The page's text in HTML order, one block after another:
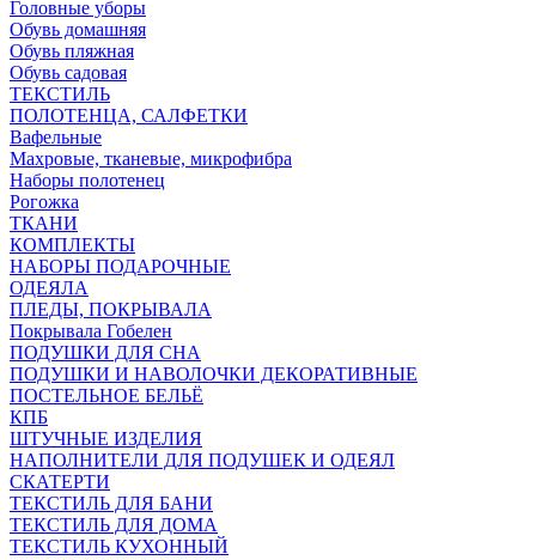
Головные уборы
Обувь домашняя
Обувь пляжная
Обувь садовая
ТЕКСТИЛЬ
ПОЛОТЕНЦА, САЛФЕТКИ
Вафельные
Махровые, тканевые, микрофибра
Наборы полотенец
Рогожка
ТКАНИ
КОМПЛЕКТЫ
НАБОРЫ ПОДАРОЧНЫЕ
ОДЕЯЛА
ПЛЕДЫ, ПОКРЫВАЛА
Покрывала Гобелен
ПОДУШКИ ДЛЯ СНА
ПОДУШКИ И НАВОЛОЧКИ ДЕКОРАТИВНЫЕ
ПОСТЕЛЬНОЕ БЕЛЬЁ
КПБ
ШТУЧНЫЕ ИЗДЕЛИЯ
НАПОЛНИТЕЛИ ДЛЯ ПОДУШЕК И ОДЕЯЛ
СКАТЕРТИ
ТЕКСТИЛЬ ДЛЯ БАНИ
ТЕКСТИЛЬ ДЛЯ ДОМА
ТЕКСТИЛЬ КУХОННЫЙ